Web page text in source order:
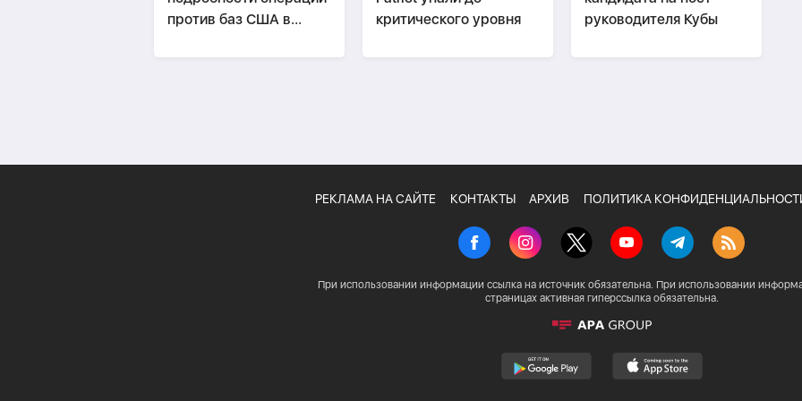
против баз США в
критического уровня
руководителя Кубы
РЕКЛАМА НА САЙТЕ КОНТАКТЫ АРХИВ ПОЛИТИКА
При использовании информации ссылка на источник обязательна. При использовании
страницах активная гиперссылка обязательна.